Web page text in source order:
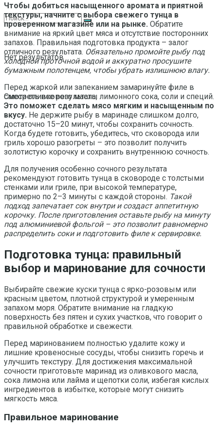
Нет результатов
Смотреть все результаты
Чтобы добиться насыщенного аромата и приятной
текстуры, начните с выбора свежего тунца в
проверенном магазине или на рынке. Обратите
внимание на яркий цвет мяса и отсутствие посторонних
запахов. Правильная подготовка продукта – залог
отличного результата. Обязательно промойте рыбу под
холодной проточной водой и аккуратно просушите
бумажным полотенцем, чтобы убрать излишнюю влагу.
Перед жаркой или запеканием замаринуйте филе в
смеси оливкового масла, лимонного сока, соли и специй.
Это поможет сделать мясо мягким и насыщенным по
вкусу. Не держите рыбу в маринаде слишком долго,
достаточно 15–20 минут, чтобы сохранить сочность.
Когда будете готовить, убедитесь, что сковорода или
гриль хорошо разогреты – это позволит получить
золотистую корочку и сохранить внутреннюю сочность.
Для получения особенно сочного результата
рекомендуют готовить тунца в сковороде с толстыми
стенками или гриле, при высокой температуре,
примерно по 2–3 минуты с каждой стороны. Такой
подход запечатает сок внутри и создаст аппетитную
корочку. После приготовления оставьте рыбу на минуту
под алюминиевой фольгой – это позволит равномерно
распределить соки и подготовить филе к сервировке.
Подготовка тунца: правильный
выбор и маринование для сочности
Выбирайте свежие куски тунца с ярко-розовым или
красным цветом, плотной структурой и умеренным
запахом моря. Обратите внимание на гладкую
поверхность без пятен и сухих участков, что говорит о
правильной обработке и свежести.
Перед маринованием полностью удалите кожу и
лишние кровеносные сосуды, чтобы снизить горечь и
улучшить текстуру. Для достижения максимальной
сочности приготовьте маринад из оливкового масла,
сока лимона или лайма и щепотки соли, избегая кислых
ингредиентов в избытке, которые могут снизить
мягкость мяса.
Правильное маринование